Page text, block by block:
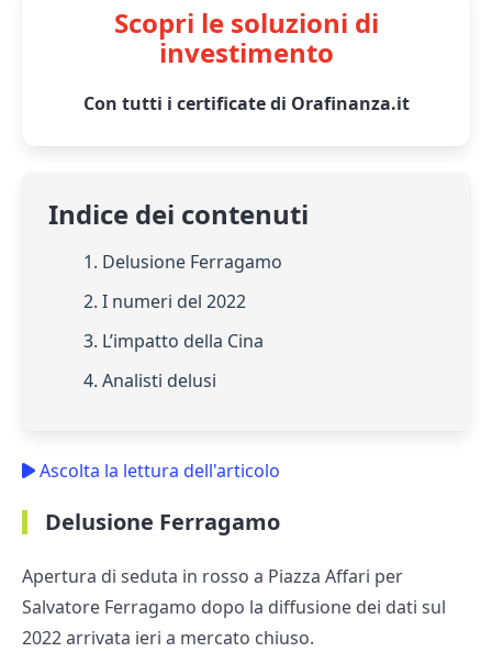
Scopri le soluzioni di
investimento
Con tutti i certificate di Orafinanza.it
Indice dei contenuti
1. Delusione Ferragamo
2. I numeri del 2022
3. L’impatto della Cina
4. Analisti delusi
Ascolta la lettura dell'articolo
Delusione Ferragamo
Apertura di seduta in rosso a Piazza Affari per
Salvatore Ferragamo dopo la diffusione dei dati sul
2022 arrivata ieri a mercato chiuso.